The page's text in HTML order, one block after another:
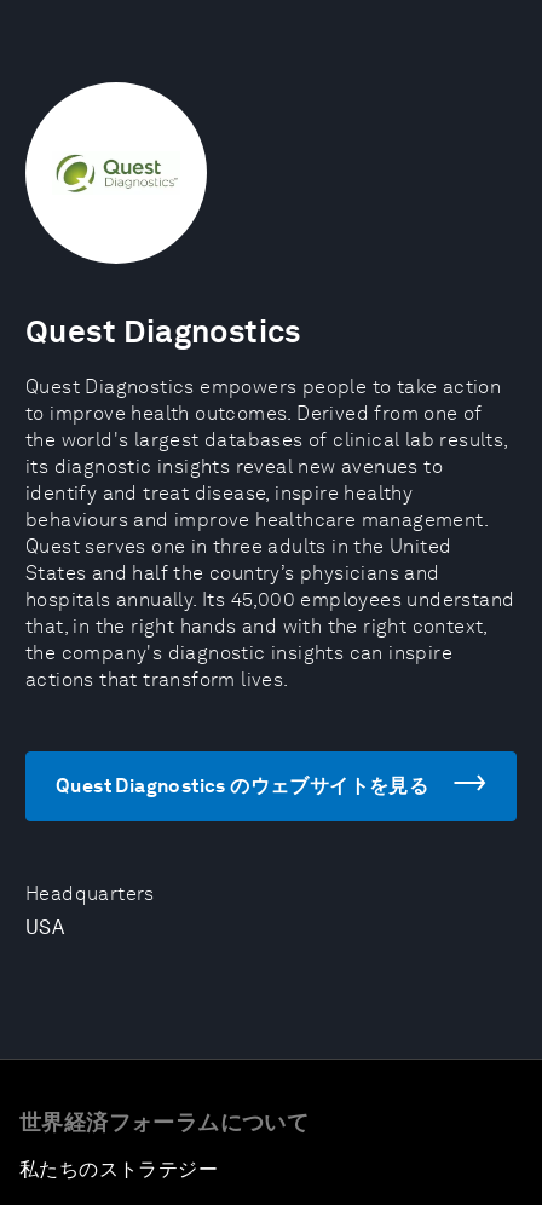
Headquarters
USA
Quest Diagnostics
Quest Diagnostics empowers people to take action
to improve health outcomes. Derived from one of
the world's largest databases of clinical lab results,
its diagnostic insights reveal new avenues to
identify and treat disease, inspire healthy
behaviours and improve healthcare management.
Quest serves one in three adults in the United
States and half the country’s physicians and
hospitals annually. Its 45,000 employees understand
that, in the right hands and with the right context,
the company's diagnostic insights can inspire
actions that transform lives.
Quest Diagnostics のウェブサイトを見る
世界経済フォーラムについて
私たちのストラテジー